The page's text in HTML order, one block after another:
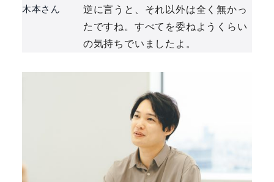
木本さん
逆に言うと、それ以外は全く無かっ
たですね。すべてを委ねようくらい
の気持ちでいましたよ。